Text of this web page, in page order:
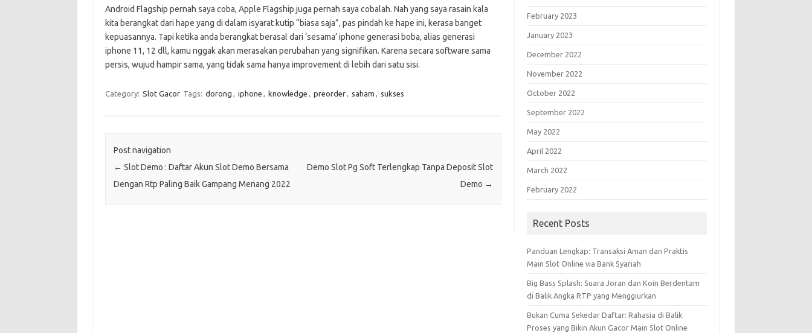
Android Flagship pernah saya coba, Apple Flagship juga pernah saya cobalah. Nah yang saya rasain kala
kita berangkat dari hape yang di dalam isyarat kutip “biasa saja”, pas pindah ke hape ini, kerasa banget
kepuasannya. Tapi ketika anda berangkat berasal dari ‘sesama’ iphone generasi boba, alias generasi
iphone 11, 12 dll, kamu nggak akan merasakan perubahan yang signifikan. Karena secara software sama
persis, wujud hampir sama, yang tidak sama hanya improvement di lebih dari satu sisi.
Category: Slot Gacor Tags: dorong , iphone , knowledge , preorder, saham , sukses
Post navigation
← Slot Demo : Daftar Akun Slot Demo Bersama
Dengan Rtp Paling Baik Gampang Menang 2022
Demo Slot Pg Soft Terlengkap Tanpa Deposit Slot
Demo →
February 2023
January 2023
December 2022
November 2022
October 2022
September 2022
May 2022
April 2022
March 2022
February 2022
Recent Posts
Panduan Lengkap: Transaksi Aman dan Praktis
Main Slot Online via Bank Syariah
Big Bass Splash: Suara Joran dan Koin Berdentam
di Balik Angka RTP yang Menggiurkan
Bukan Cuma Sekedar Daftar: Rahasia di Balik
Proses yang Bikin Akun Gacor Main Slot Online